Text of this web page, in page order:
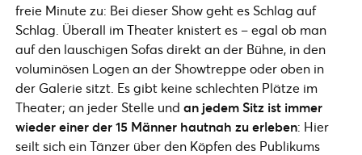
freie Minute zu: Bei dieser Show geht es Schlag auf
Schlag. Überall im Theater knistert es – egal ob man
auf den lauschigen Sofas direkt an der Bühne, in den
voluminösen Logen an der Showtreppe oder oben in
der Galerie sitzt. Es gibt keine schlechten Plätze im
Theater; an jeder Stelle und an jedem Sitz ist immer
wieder einer der 15 Männer hautnah zu erleben: Hier
seilt sich ein Tänzer über den Köpfen des Publikums